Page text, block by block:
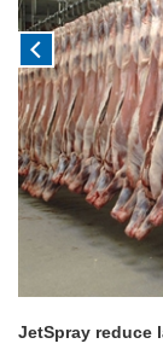
JetSpray reduce